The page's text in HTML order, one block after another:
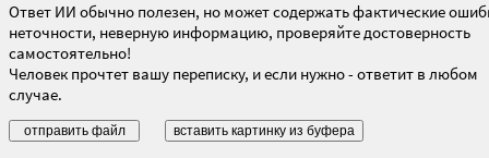
Ответ ИИ обычно полезен, но может содержать фактические
неточности, неверную информацию, проверяйте достоверность
самостоятельно!
Человек прочтет вашу переписку, и если нужно - ответит в любом
случае.